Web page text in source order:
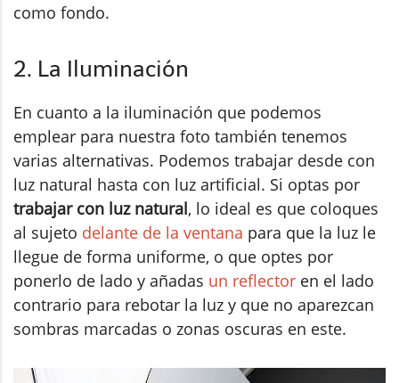
como fondo.
2. La Iluminación
En cuanto a la iluminación que podemos
emplear para nuestra foto también tenemos
varias alternativas. Podemos trabajar desde con
luz natural hasta con luz artificial. Si optas por
trabajar con luz natural, lo ideal es que coloques
al sujeto delante de la ventana para que la luz le
llegue de forma uniforme, o que optes por
ponerlo de lado y añadas un reflector en el lado
contrario para rebotar la luz y que no aparezcan
sombras marcadas o zonas oscuras en este.